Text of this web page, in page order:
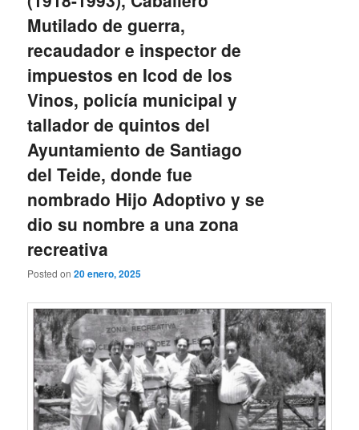
Mutilado de guerra,
recaudador e inspector de
impuestos en Icod de los
Vinos, policía municipal y
tallador de quintos del
Ayuntamiento de Santiago
del Teide, donde fue
nombrado Hijo Adoptivo y se
dio su nombre a una zona
recreativa
Posted on20 enero, 2025